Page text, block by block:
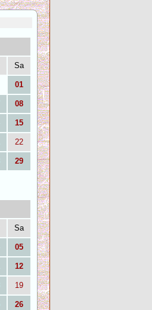
Sa
01
08
15
22
29
Sa
05
12
19
26